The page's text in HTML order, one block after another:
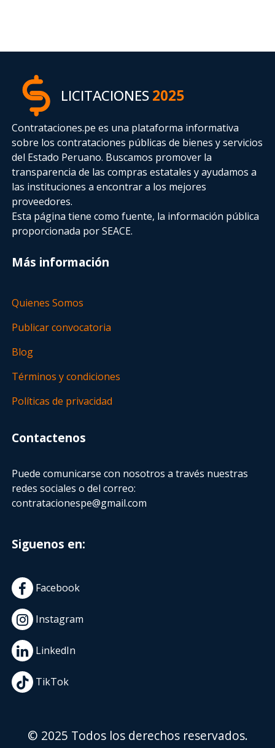
LICITACIONES2025
Contrataciones.pe es una plataforma informativa
sobre los contrataciones públicas de bienes y servicios
del Estado Peruano. Buscamos promover la
transparencia de las compras estatalesy ayudamos a
las instituciones a encontrar a los mejores
proveedores.
Esta página tiene como fuente, la información pública
proporcionada por SEACE.
Más información
Quienes Somos
Publicar convocatoria
Blog
Términos y condiciones
Políticas de privacidad
Contactenos
Puede comunicarse con nosotros a través nuestras
redes sociales o del correo:
contratacionespe@gmail.com
Siguenos en:
Facebook
Instagram
LinkedIn
TikTok
© 2025 Todos los derechos reservados.